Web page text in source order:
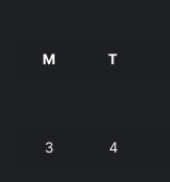
M T
3 4